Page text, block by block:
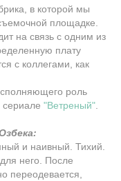
в которой мы
площадке.
на связь с одним из
плату
с коллегами, как
роль
"Ветреный"
и наивный. Тихий.
него. После
переодевается,